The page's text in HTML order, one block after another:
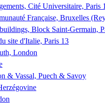
Cité Universitaire, Paris
Française, Bruxelles
Block Saint-Germain,
site d'Italie, Paris 13
London
& Vassal, Puech & Savoy